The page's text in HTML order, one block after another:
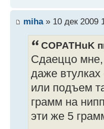
miha» 10 дек 2009
COPATHuK
Сдаеццо мне,
даже
или подъем
грамм на
эти же 5